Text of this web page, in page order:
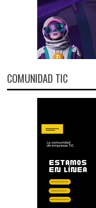
COMUNIDAD TIC